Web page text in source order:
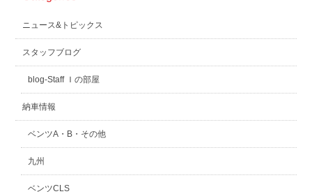
ニュース&トピックス
スタッフブログ
blog-Staff Ｉの部屋
納車情報
ベンツA・B・その他
九州
ベンツCLS